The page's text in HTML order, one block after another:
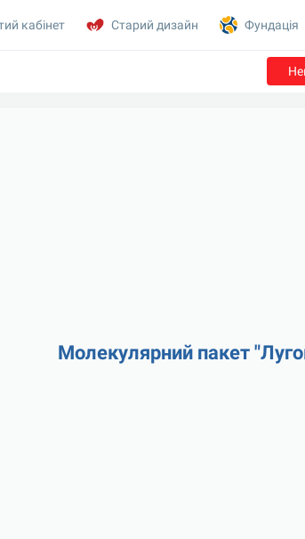
Молекулярний пакет
кабінет Старий дизайн Фундація